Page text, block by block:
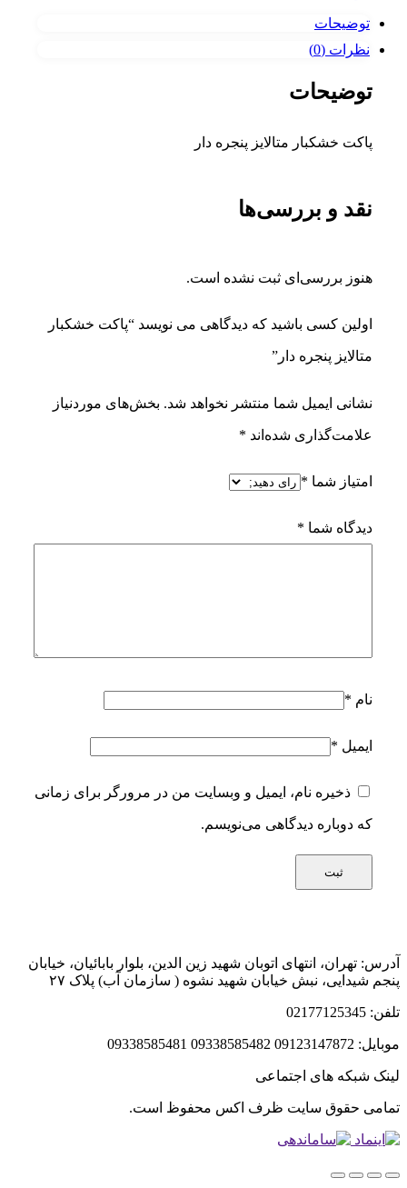
توضیحات
نظرات (0)
توضیحات
پاکت خشکبار متالایز پنجره دار
نقد و بررسی‌ها
هنوز بررسی‌ای ثبت نشده است.
اولین کسی باشید که دیدگاهی می نویسد “پاکت خشکبار
متالایز پنجره دار”
نشانی ایمیل شما منتشر نخواهد شد. بخش‌های موردنیاز
علامت‌گذاری شده‌اند *
امتیاز شما *
دیدگاه شما *
نام *
ایمیل *
ذخیره نام، ایمیل و وبسایت من در مرورگر برای زمانی
که دوباره دیدگاهی می‌نویسم.
آدرس: تهران، انتهای اتوبان شهید زین الدین، بلوار بابائیان، خیابان
پنجم شیدایی، نبش خیابان شهید نشوه ( سازمان آب) پلاک ۲۷
تلفن: 02177125345
موبایل: 09123147872 09338585482 09338585481
لینک شبکه های اجتماعی
تمامی حقوق سایت ظرف اکس محفوظ است.